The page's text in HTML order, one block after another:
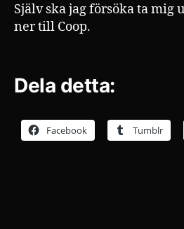
Själv ska jag försöka ta mig
ner till Coop.
Dela detta:
Facebook Tumblr